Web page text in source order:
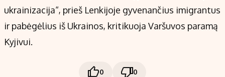
ukrainizacija“, prieš Lenkijoje gyvenančius imigrantus
ir pabėgėlius iš Ukrainos, kritikuoja Varšuvos paramą
Kyjivui.
0 0